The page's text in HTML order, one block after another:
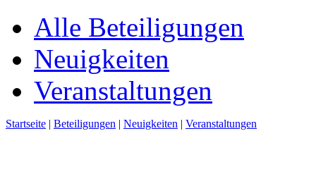
Alle Beteiligungen
Neuigkeiten
Veranstaltungen
Startseite | Beteiligungen | Neuigkeiten | Veranstaltungen